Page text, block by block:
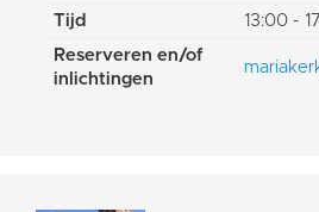
Tijd
13:00 -
Reserveren en/of
inlichtingen